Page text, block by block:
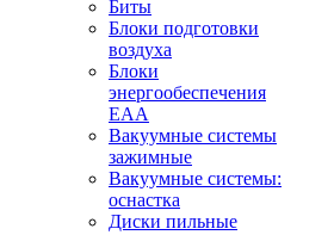
Биты
Блоки подготовки
воздуха
Блоки
энергообеспечения
EAA
Вакуумные системы
зажимные
Вакуумные системы:
оснастка
Диски пильные